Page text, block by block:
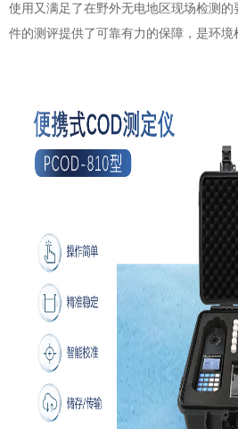
使用又满足了在野外无电地区现场检测
件的测评提供了可靠有力的保障，是环境